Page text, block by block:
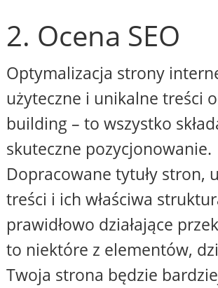
2. Ocena SEO
Optymalizacja strony
użyteczne i unikalne treści
building – to wszystko
skuteczne pozycjonowanie.
Dopracowane tytuły stron,
treści i ich właściwa
prawidłowo działające
to niektóre z elementów,
Twoja strona będzie